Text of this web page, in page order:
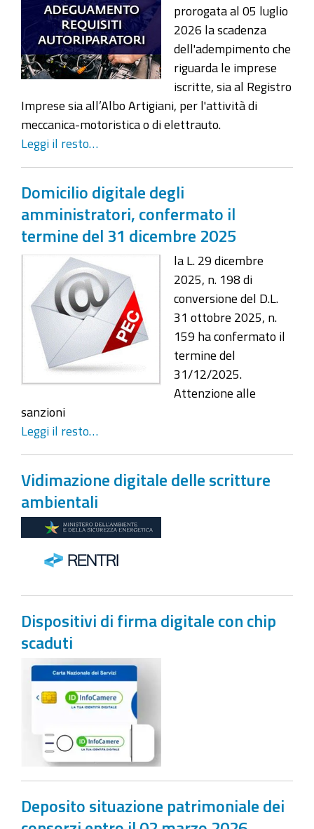
prorogata al 05 luglio
2026 la scadenza
dell'adempimento che
riguarda le imprese
iscritte, sia al Registro
Imprese sia all’Albo Artigiani, per l'attività di
meccanica-motoristica o di elettrauto.
Leggi il resto…
Domicilio digitale degli
amministratori, confermato il
termine del 31 dicembre 2025
la L. 29 dicembre
2025, n. 198 di
conversione del D.L.
31 ottobre 2025, n.
159 ha confermato il
termine del
31/12/2025.
Attenzione alle
sanzioni
Leggi il resto…
Vidimazione digitale delle scritture
ambientali
Dispositivi di firma digitale con chip
scaduti
Deposito situazione patrimoniale dei